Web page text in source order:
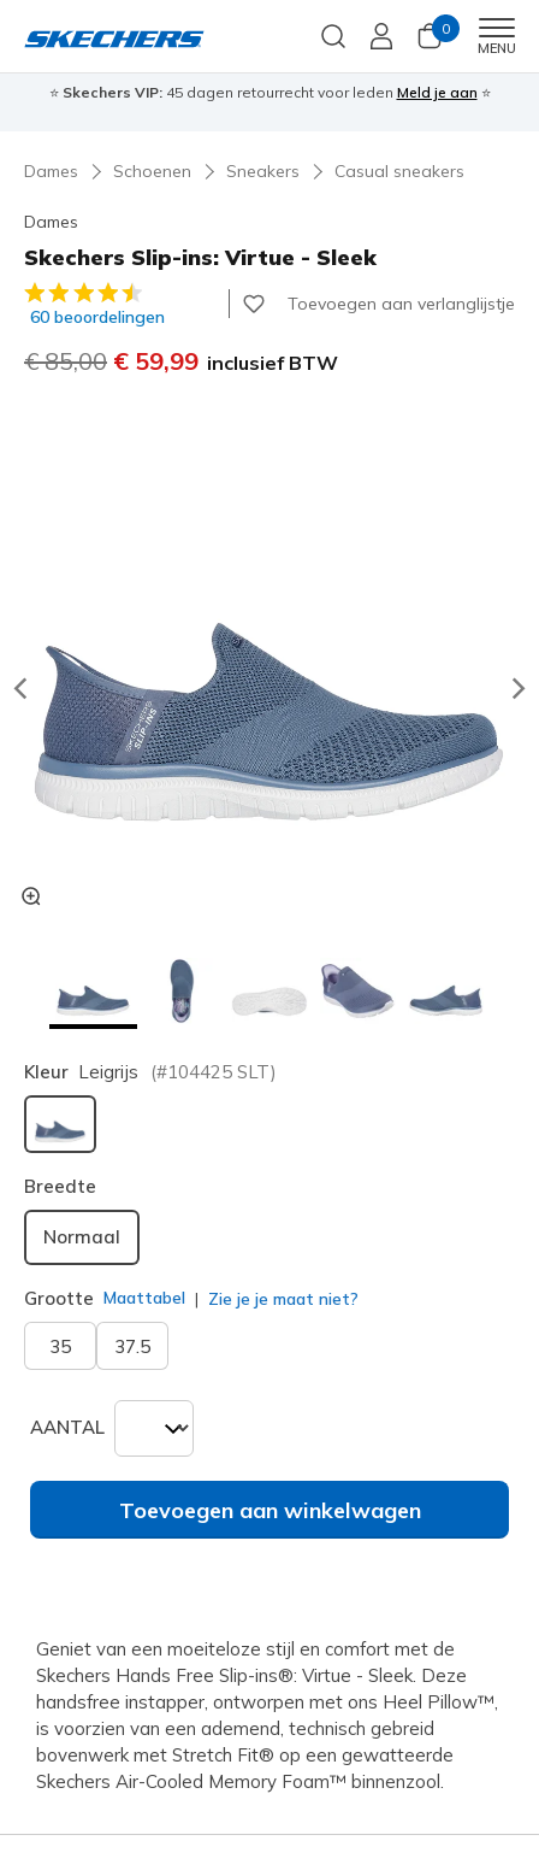
0
MENU
⭐ Skechers VIP:45 dagen retourrecht voor leden Meld je aan ⭐
Dames Schoenen Sneakers Casual sneakers
Dames
Skechers Slip-ins: Virtue - Sleek
3,3 van de 5 klantbeoordelingen
60 beoordelingen
Toevoegen aan verlanglijstje
Prijs verlaagd van
€ 85,00 naar
€ 59,99 inclusief BTW
Kleur Leigrijs (#104425 SLT)
geselecteerd
Breedte
Normaal
Grootte Maattabel Zie je je maat niet?
35 37.5
AANTAL
Toevoegen aan winkelwagen
Geniet van een moeiteloze stijl en comfort met de
Skechers Hands Free Slip-ins®: Virtue - Sleek. Deze
handsfree instapper, ontworpen met ons Heel Pillow™,
is voorzien van een ademend, technisch gebreid
bovenwerk met Stretch Fit® op een gewatteerde
Skechers Air-Cooled Memory Foam™ binnenzool.